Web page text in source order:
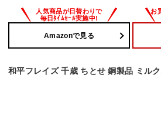
Amazonで見る
和平フレイズ 千歳 ちとせ 銅製品 ミル